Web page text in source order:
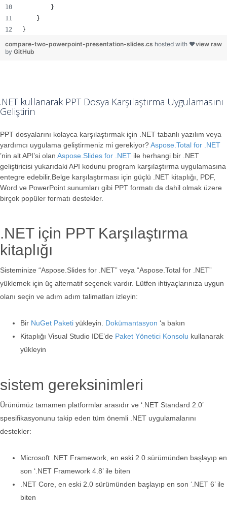
        }
    }
}
view raw
compare-two-powerpoint-presentation-slides.cs hosted with ❤
by GitHub
.NET kullanarak PPT Dosya Karşılaştırma Uygulamasını
Geliştirin
PPT dosyalarını kolayca karşılaştırmak için .NET tabanlı yazılım veya
yardımcı uygulama geliştirmeniz mi gerekiyor?Aspose.Total for .NET
’nin alt API’si olan Aspose.Slides for .NET ile herhangi bir .NET
geliştiricisi yukarıdaki API kodunu program karşılaştırma uygulamasına
entegre edebilir.Belge karşılaştırması için güçlü .NET kitaplığı, PDF,
Word ve PowerPoint sunumları gibi PPT formatı da dahil olmak üzere
birçok popüler formatı destekler.
.NET için PPT Karşılaştırma
kitaplığı
Sisteminize “Aspose.Slides for .NET” veya “Aspose.Total for .NET”
yüklemek için üç alternatif seçenek vardır. Lütfen ihtiyaçlarınıza uygun
olanı seçin ve adım adım talimatları izleyin:
Bir NuGet Paketi yükleyin. Dokümantasyon ‘a bakın
Kitaplığı Visual Studio IDE’de Paket Yönetici Konsolu kullanarak
yükleyin
sistem gereksinimleri
Ürünümüz tamamen platformlar arasıdır ve ‘.NET Standard 2.0’
spesifikasyonunu takip eden tüm önemli .NET uygulamalarını
destekler:
Microsoft .NET Framework, en eski 2.0 sürümünden başlayıp en
son ‘.NET Framework 4.8’ ile biten
.NET Core, en eski 2.0 sürümünden başlayıp en son ‘.NET 6’ ile
biten